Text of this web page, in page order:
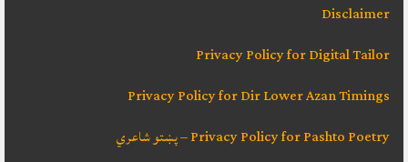
Disclaimer
Privacy Policy for Digital Tailor
Privacy Policy for Dir Lower Azan Timings
Privacy Policy for Pashto Poetry – پښتو شاعري